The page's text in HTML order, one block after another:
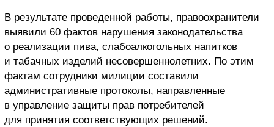
В результате проведенной работы, правоохранители
выявили 60 фактов нарушения законодательства
о реализации пива, слабоалкогольных напитков
и табачных изделий несовершеннолетних. По этим
фактам сотрудники милиции составили
административные протоколы, направленные
в управление защиты прав потребителей
для принятия соответствующих решений.